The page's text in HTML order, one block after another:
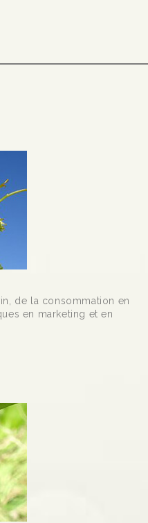
de la consommation en
en marketing et en